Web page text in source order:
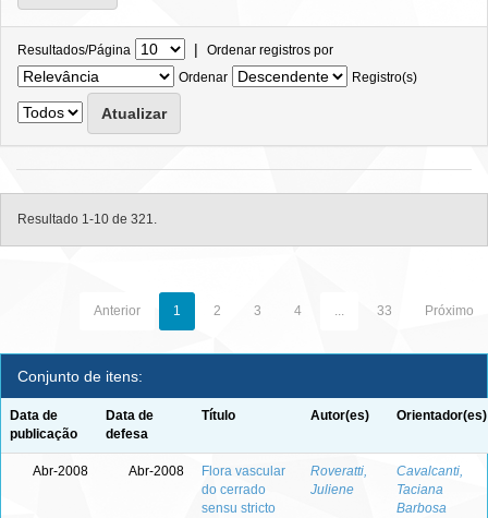
Resultados/Página | Ordenar registros por
Ordenar
Registro(s)
Resultado 1-10 de 321.
Anterior 1 2 3 4 ... 33 Próximo
Conjunto de itens:
Data de
publicação
Data de
defesa
Título Autor(es) Orientador(es)
Abr-2008 Abr-2008
Flora vascular
do cerrado
sensu stricto
Roveratti,
Juliene
Cavalcanti,
Taciana
Barbosa